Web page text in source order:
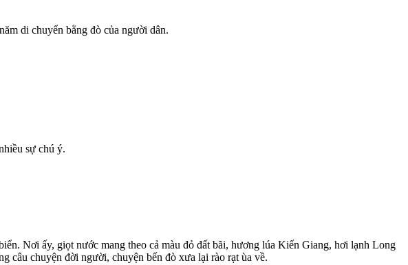
di chuyển bằng đò của người dân.
sự chú ý.
Nơi ấy, giọt nước mang theo cả màu đỏ đất bãi, hương lúa Kiến Giang, hơi lạnh Long
câu chuyện đời người, chuyện bến đò xưa lại rào rạt ùa về.